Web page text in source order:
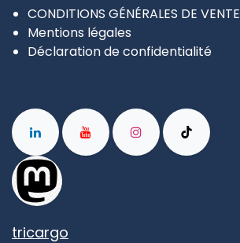
CONDITIONS GÉNÉRALES DE VENTE
Mentions légales
Déclaration de confidentialité
tricargo